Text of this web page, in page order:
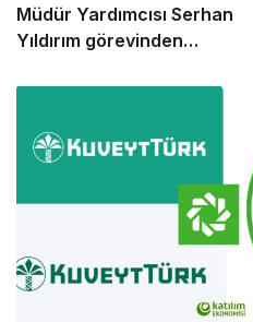
Müdür Yardımcısı Serhan
Yıldırım görevinden